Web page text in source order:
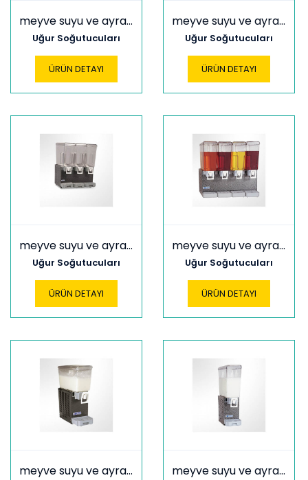
meyve suyu ve ayran soğutucular usm 3*10
Uğur Soğutucuları
ÜRÜN DETAYI
meyve suyu ve ayran soğutucular usm 40
Uğur Soğutucuları
ÜRÜN DETAYI
meyve suyu ve ayran soğutucular usm 60
Uğur Soğutucuları
ÜRÜN DETAYI
meyve suyu ve ayran soğutucular usm 80
Uğur Soğutucuları
ÜRÜN DETAYI
meyve suyu ve ayran soğutucuları uam 10 meyve suyu ve ayran soğutucular uam 20